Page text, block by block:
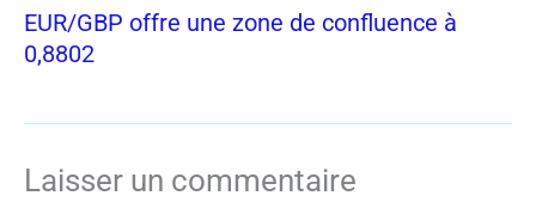
EUR/GBP offre une zone de confluence à
0,8802
Laisser un commentaire